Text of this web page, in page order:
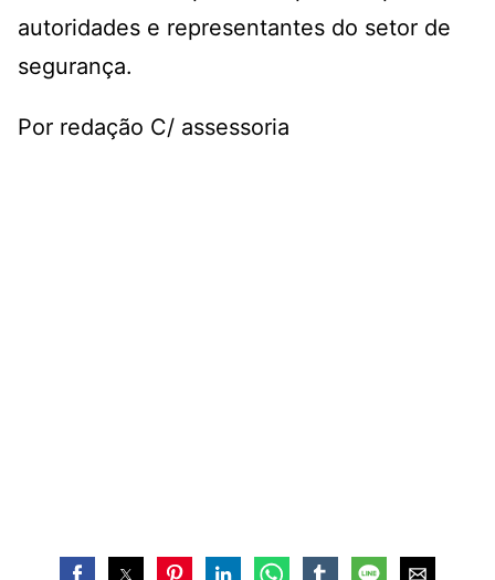
autoridades e representantes do setor de
segurança.
Por redação C/ assessoria